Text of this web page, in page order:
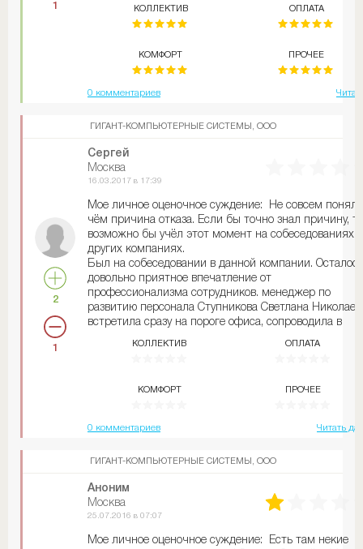
1
можно все увидеть своими глазами, при желании
написать любому сотруднику. Проблем с закупкой и
еще ни разу не приходилось краснеть перед
заказчиком о невыполненных обязательствах.
КОЛЛЕКТИВ
КОМФОРТ
ОПЛАТА
ПРОЧЕЕ
0 комментариев
ГИГАНТ-КОМПЬЮТЕРНЫЕ СИСТЕМЫ, ООО
2
1
Сергей
Москва
16.03.2017 в 17:39
Мое личное оценочное суждение: Не совсем понял
чём причина отказа. Если бы точно знал причину, то
возможно бы учёл этот момент на собеседованиях в
других компаниях.
Был на собеседовании в данной компании. Осталось
довольно приятное впечатление от
профессионализма сотрудников. менеджер по
развитию персонала Ступникова Светлана
встретила сразу на пороге офиса, сопроводила в
КОЛЛЕКТИВ
КОМФОРТ
ОПЛАТА
ПРОЧЕЕ
0 комментариев Читать
ГИГАНТ-КОМПЬЮТЕРНЫЕ СИСТЕМЫ, ООО
Аноним
Москва
25.07.2016 в 07:07
Мое личное оценочное суждение: Есть там некие